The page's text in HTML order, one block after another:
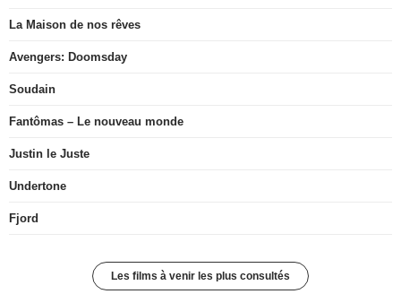
La Maison de nos rêves
Avengers: Doomsday
Soudain
Fantômas – Le nouveau monde
Justin le Juste
Undertone
Fjord
Les films à venir les plus consultés